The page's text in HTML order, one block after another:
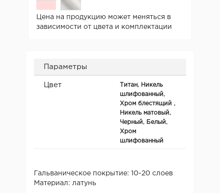
Цена на продукцию может меняться в
зависимости от цвета и комплектации
Параметры
Цвет
Титан, Никель
шлифованный,
Хром блестящий ,
Никель матовый,
Черный, Белый,
Хром
шлифованный
Гальваническое покрытие: 10-20 слоев
Материал: латунь